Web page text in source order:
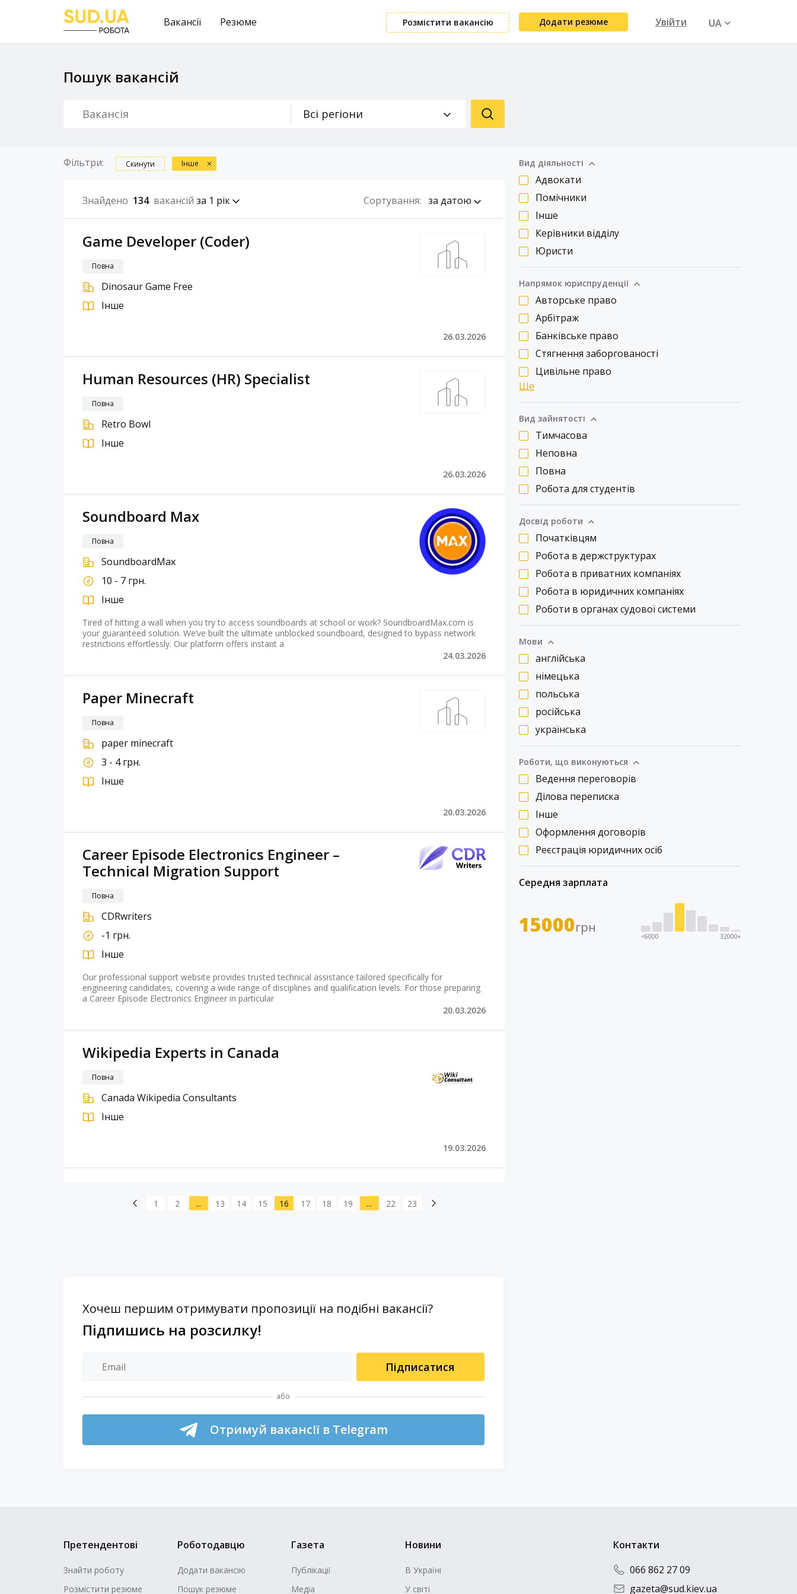
Вакансії Резюме Розмістити вакансію Додати резюме
Увійти
UA
Пошук вакансій
Всі регіони
Вид діяльності
Адвокати
Помічники
Інше
Керівники відділу
Юристи
Напрямок юриспруденції
Авторське право
Арбітраж
Банківське право
Стягнення заборгованості
Цивільне право
Ще
Вид зайнятості
Тимчасова
Неповна
Повна
Робота для студентів
Досвід роботи
Початківцям
Робота в держструктурах
Робота в приватних компаніях
Робота в юридичних компаніях
Роботи в органах судової системи
Мови
англійська
німецька
польська
російська
українська
Роботи, що виконуються
Ведення переговорів
Ділова переписка
Інше
Оформлення договорів
Реєстрація юридичних осіб
Середня зарплата
15000грн
<6000 32000+
Фільтри: Скинути Інше
Знайдено 134 вакансій за 1 рік Сортування: за датою
Game Developer (Coder)
Повна
Dinosaur Game Free
Інше
26.03.2026
Human Resources (HR) Specialist
Повна
Retro Bowl
Інше
26.03.2026
Soundboard Max
Повна
SoundboardMax
10 - 7 грн.
Інше
Tired of hitting a wall when you try to access soundboards at school or work? SoundboardMax.com is
your guaranteed solution. We’ve built the ultimate unblocked soundboard, designed to bypass network
restrictions effortlessly. Our platform offers instant a
24.03.2026
Paper Minecraft
Повна
paper minecraft
3 - 4 грн.
Інше
20.03.2026
Career Episode Electronics Engineer –
Technical Migration Support
Повна
CDRwriters
-1 грн.
Інше
Our professional support website provides trusted technical assistance tailored specifically for
engineering candidates, covering a wide range of disciplines and qualification levels. For those preparing
a Career Episode Electronics Engineer in particular
20.03.2026
Wikipedia Experts in Canada
Повна
Canada Wikipedia Consultants
Інше
19.03.2026
1 2 ... 13 14 15 16 17 18 19 ... 22 23
Хочеш першим отримувати пропозиції на подібні вакансії?
Підпишись на розсилку!
Підписатися
або
Отримуй вакансії в Telegram
Претендентові
Знайти роботу
Розмістити резюме
Роботодавцю
Додати вакансію
Пошук резюме
Газета
Публікації
Медіа
Новини
В Україні
У світі
Контакти
066 862 27 09
gazeta@sud.kiev.ua